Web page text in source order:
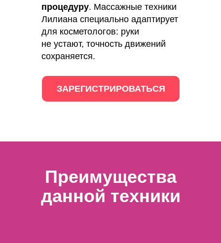
процедуру. Массажные техники
Лилиана специально адаптирует
для косметологов: руки
не устают, точность движений
сохраняется.
ЗАРЕГИСТРИРОВАТЬСЯ
Преимущества
данной техники